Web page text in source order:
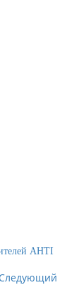
AHTI
Следующий